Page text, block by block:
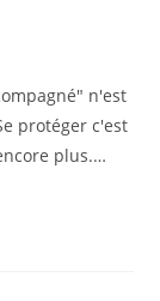
n'est
protéger c'est
plus.…